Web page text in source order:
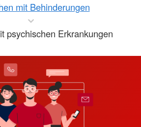
mit Behinderungen
psychischen Erkrankungen